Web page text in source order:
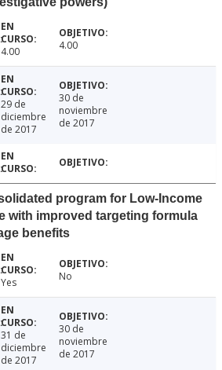
4.00 4.00
29 de
diciembre
de 2017
30 de
noviembre
de 2017
program for Low-Income
with improved targeting formula
benefits
Yes No
31 de
diciembre
de 2017
30 de
noviembre
de 2017